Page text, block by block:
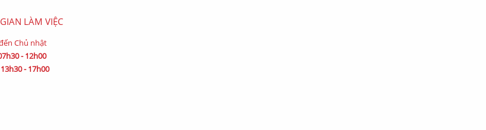
LÀM VIỆC
Chủ nhật
- 12h00
13h30 - 17h00